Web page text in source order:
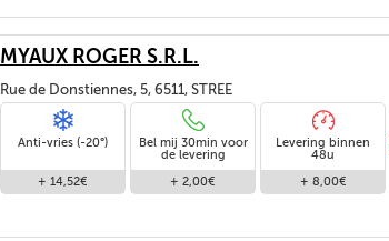
MYAUX ROGER S.R.L.
Rue de Donstiennes, 5, 6511, STREE
Anti-vries (-20°)
+ 14,52€
Bel mij 30min voor
de levering
+ 2,00€
Levering binnen
48u
+ 8,00€